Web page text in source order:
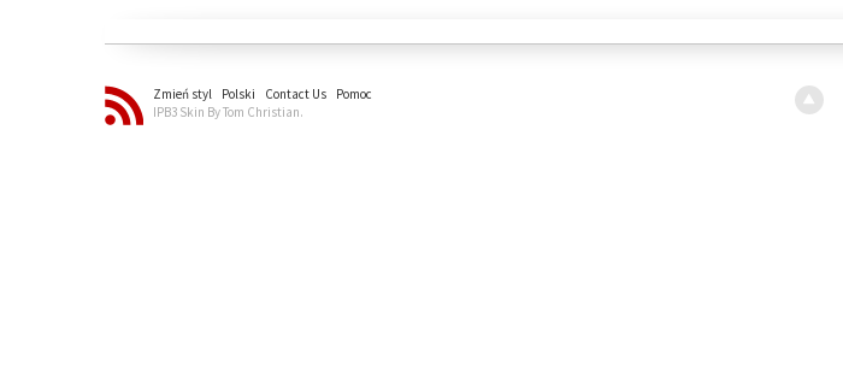
Zmień styl Polski Contact Us
Pomoc
IPB3 Skin By Tom Christian.